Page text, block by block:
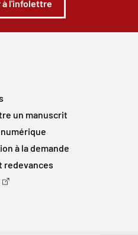
à l'infolettre
un manuscrit
à la demande
redevances